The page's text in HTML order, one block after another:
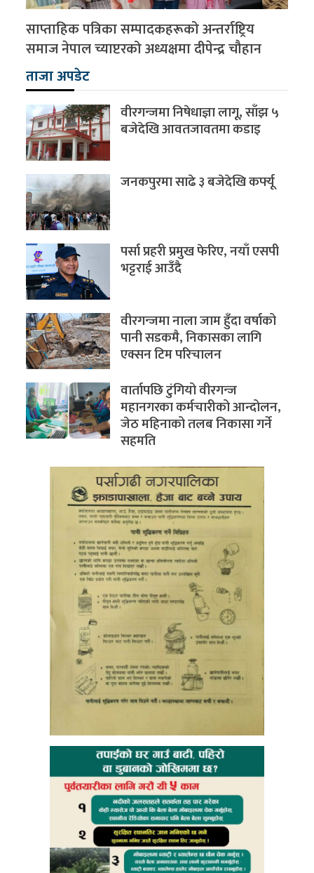
साप्ताहिक पत्रिका सम्पादकहरूको अन्तर्राष्ट्रिय
समाज नेपाल च्याप्टरको अध्यक्षमा दीपेन्द्र चौहान
ताजा अपडेट
वीरगन्जमा निषेधाज्ञा लागू, साँझ ५
बजेदेखि आवतजावतमा कडाइ
जनकपुरमा साढे ३ बजेदेखि कर्फ्यू
पर्सा प्रहरी प्रमुख फेरिए, नयाँ एसपी
भट्टराई आउँदै
वीरगन्जमा नाला जाम हुँदा वर्षाको
पानी सडकमै, निकासका लागि
एक्सन टिम परिचालन
वार्तापछि टुंगियो वीरगन्ज
महानगरका कर्मचारीको आन्दोलन,
जेठ महिनाको तलब निकासा गर्ने
सहमति